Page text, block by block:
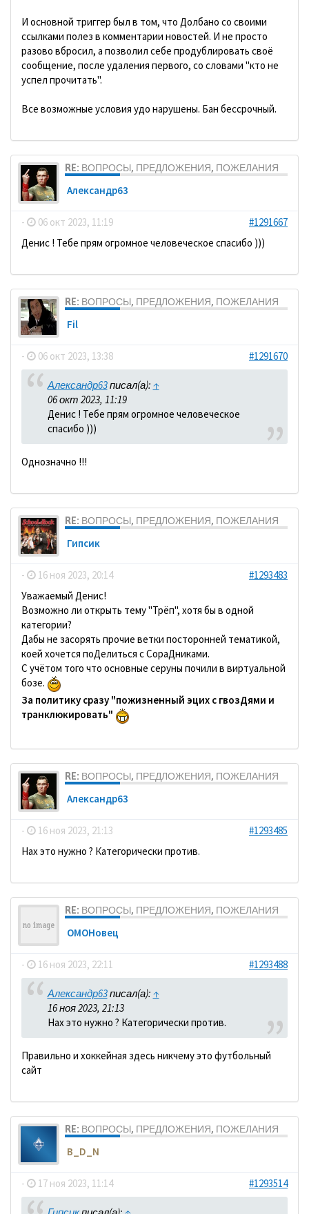
И основной триггер был в том, что Долбано со своими
ссылками полез в комментарии новостей. И не просто
разово вбросил, а позволил себе продублировать своё
сообщение, после удаления первого, со словами "кто не
успел прочитать".
Все возможные условия удо нарушены. Бан бессрочный.
RE: ВОПРОСЫ, ПРЕДЛОЖЕНИЯ, ПОЖЕЛАНИЯ
Александр63
- 06 окт 2023, 11:19
#1291667
Денис ! Тебе прям огромное человеческое спасибо )))
RE: ВОПРОСЫ, ПРЕДЛОЖЕНИЯ, ПОЖЕЛАНИЯ
Fil
- 06 окт 2023, 13:38 #1291670
Александр63писал(а): ↑
06 окт 2023, 11:19
Денис ! Тебе прям огромное человеческое
спасибо )))
Однозначно !!!
RE: ВОПРОСЫ, ПРЕДЛОЖЕНИЯ, ПОЖЕЛАНИЯ
Гипсик
- 16 ноя 2023, 20:14
#1293483
Уважаемый Денис!
Возможно ли открыть тему "Трёп", хотя бы в одной
категории?
Дабы не засорять прочие ветки посторонней тематикой,
коей хочется поДелиться с СораДниками.
С учётом того что основные серуны почили в виртуальной
бозе.
За политику сразу "пожизненный эцих с гвозДями и
транклюкировать"
RE: ВОПРОСЫ, ПРЕДЛОЖЕНИЯ, ПОЖЕЛАНИЯ
Александр63
- 16 ноя 2023, 21:13
#1293485
Нах это нужно ? Категорически против.
RE: ВОПРОСЫ, ПРЕДЛОЖЕНИЯ, ПОЖЕЛАНИЯ
ОМОНовец
- 16 ноя 2023, 22:11 #1293488
Александр63писал(а): ↑
16 ноя 2023, 21:13
Нах это нужно ? Категорически против.
Правильно и хоккейная здесь никчему это футбольный
сайт
RE: ВОПРОСЫ, ПРЕДЛОЖЕНИЯ, ПОЖЕЛАНИЯ
B_D_N
- 17 ноя 2023, 11:14 #1293514